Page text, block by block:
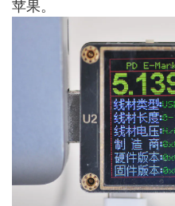
苹果。